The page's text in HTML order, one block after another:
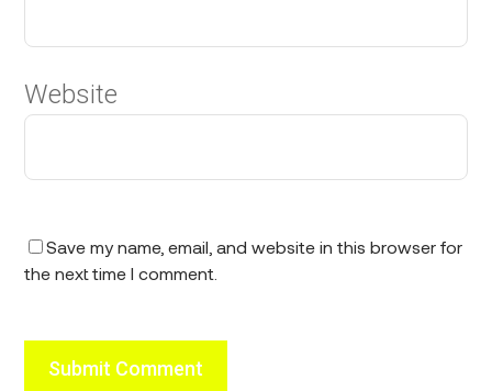
Website
Save my name, email, and website in this browser for
the next time I comment.